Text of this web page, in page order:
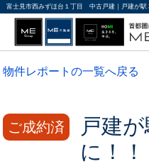
物件レポートの一覧へ戻る
ご成約済
戸建
に！